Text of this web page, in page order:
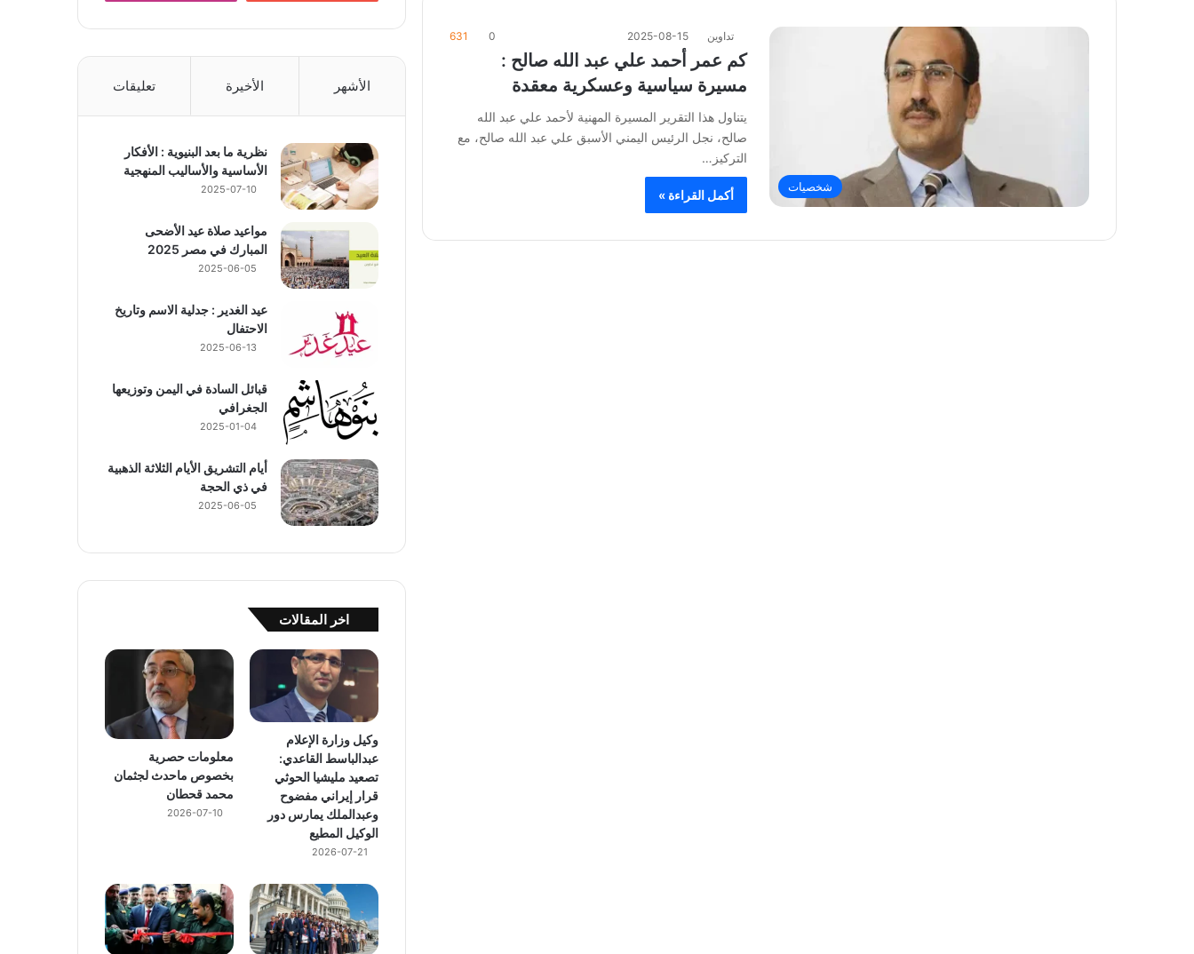
شخصيات
تداوين 2025-08-15
0
631
كم عمر أحمد علي عبد الله صالح :
مسيرة سياسية وعسكرية معقدة
يتناول هذا التقرير المسيرة المهنية لأحمد علي عبد الله
صالح، نجل الرئيس اليمني الأسبق علي عبد الله صالح، مع
التركيز…
أكمل القراءة »
الأشهر الأخيرة تعليقات
نظرية ما بعد البنيوية : الأفكار
الأساسية والأساليب المنهجية
2025-07-10
مواعيد صلاة عيد الأضحى
المبارك في مصر 2025
2025-06-05
عيد الغدير : جدلية الاسم وتاريخ
الاحتفال
2025-06-13
قبائل السادة في اليمن وتوزيعها
الجغرافي
2025-01-04
أيام التشريق الأيام الثلاثة الذهبية
في ذي الحجة
2025-06-05
اخر المقالات
وكيل وزارة الإعلام
عبدالباسط القاعدي:
تصعيد مليشيا الحوثي
قرار إيراني مفضوح
وعبدالملك يمارس دور
الوكيل المطيع
2026-07-21
معلومات حصرية
بخصوص ماحدث لجثمان
محمد قحطان
2026-07-10